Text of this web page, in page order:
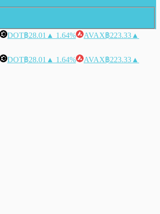
DOT฿28.01 ▲ 1.64% AVAX฿223.33 ▲
DOT฿28.01 ▲ 1.64% AVAX฿223.33 ▲